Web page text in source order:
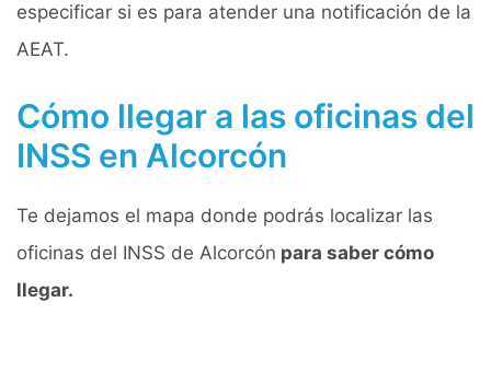
especificar si es para atender una notificación de la
AEAT.
Cómo llegar a las oficinas del
INSS en Alcorcón
Te dejamos el mapa donde podrás localizar las
oficinas del INSS de Alcorcón para saber cómo
llegar.